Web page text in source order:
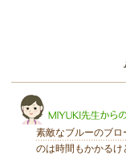
このレビューは参考
素敵なブルーのブ
のは時間もかかるけ